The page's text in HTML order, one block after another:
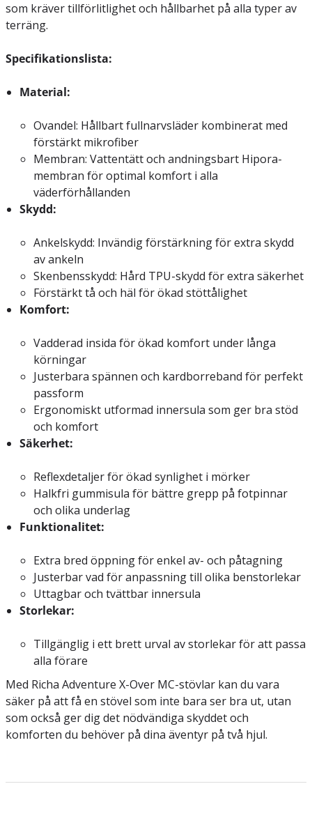
som kräver tillförlitlighet och hållbarhet på alla typer av
terräng.
Specifikationslista:
Material:
Ovandel: Hållbart fullnarvsläder kombinerat med
förstärkt mikrofiber
Membran: Vattentätt och andningsbart Hipora-
membran för optimal komfort i alla
väderförhållanden
Skydd:
Ankelskydd: Invändig förstärkning för extra skydd
av ankeln
Skenbensskydd: Hård TPU-skydd för extra säkerhet
Förstärkt tå och häl för ökad stöttålighet
Komfort:
Vadderad insida för ökad komfort under långa
körningar
Justerbara spännen och kardborreband för perfekt
passform
Ergonomiskt utformad innersula som ger bra stöd
och komfort
Säkerhet:
Reflexdetaljer för ökad synlighet i mörker
Halkfri gummisula för bättre grepp på fotpinnar
och olika underlag
Funktionalitet:
Extra bred öppning för enkel av- och påtagning
Justerbar vad för anpassning till olika benstorlekar
Uttagbar och tvättbar innersula
Storlekar:
Tillgänglig i ett brett urval av storlekar för att passa
alla förare
Med Richa Adventure X-Over MC-stövlar kan du vara
säker på att få en stövel som inte bara ser bra ut, utan
som också ger dig det nödvändiga skyddet och
komforten du behöver på dina äventyr på två hjul.